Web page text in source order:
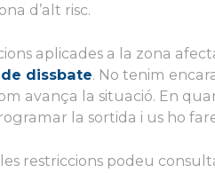
d’alt risc.
aplicades a la zona
dissbate. No tenim
avança la situació. En
la sortida i us ho
restriccions podeu